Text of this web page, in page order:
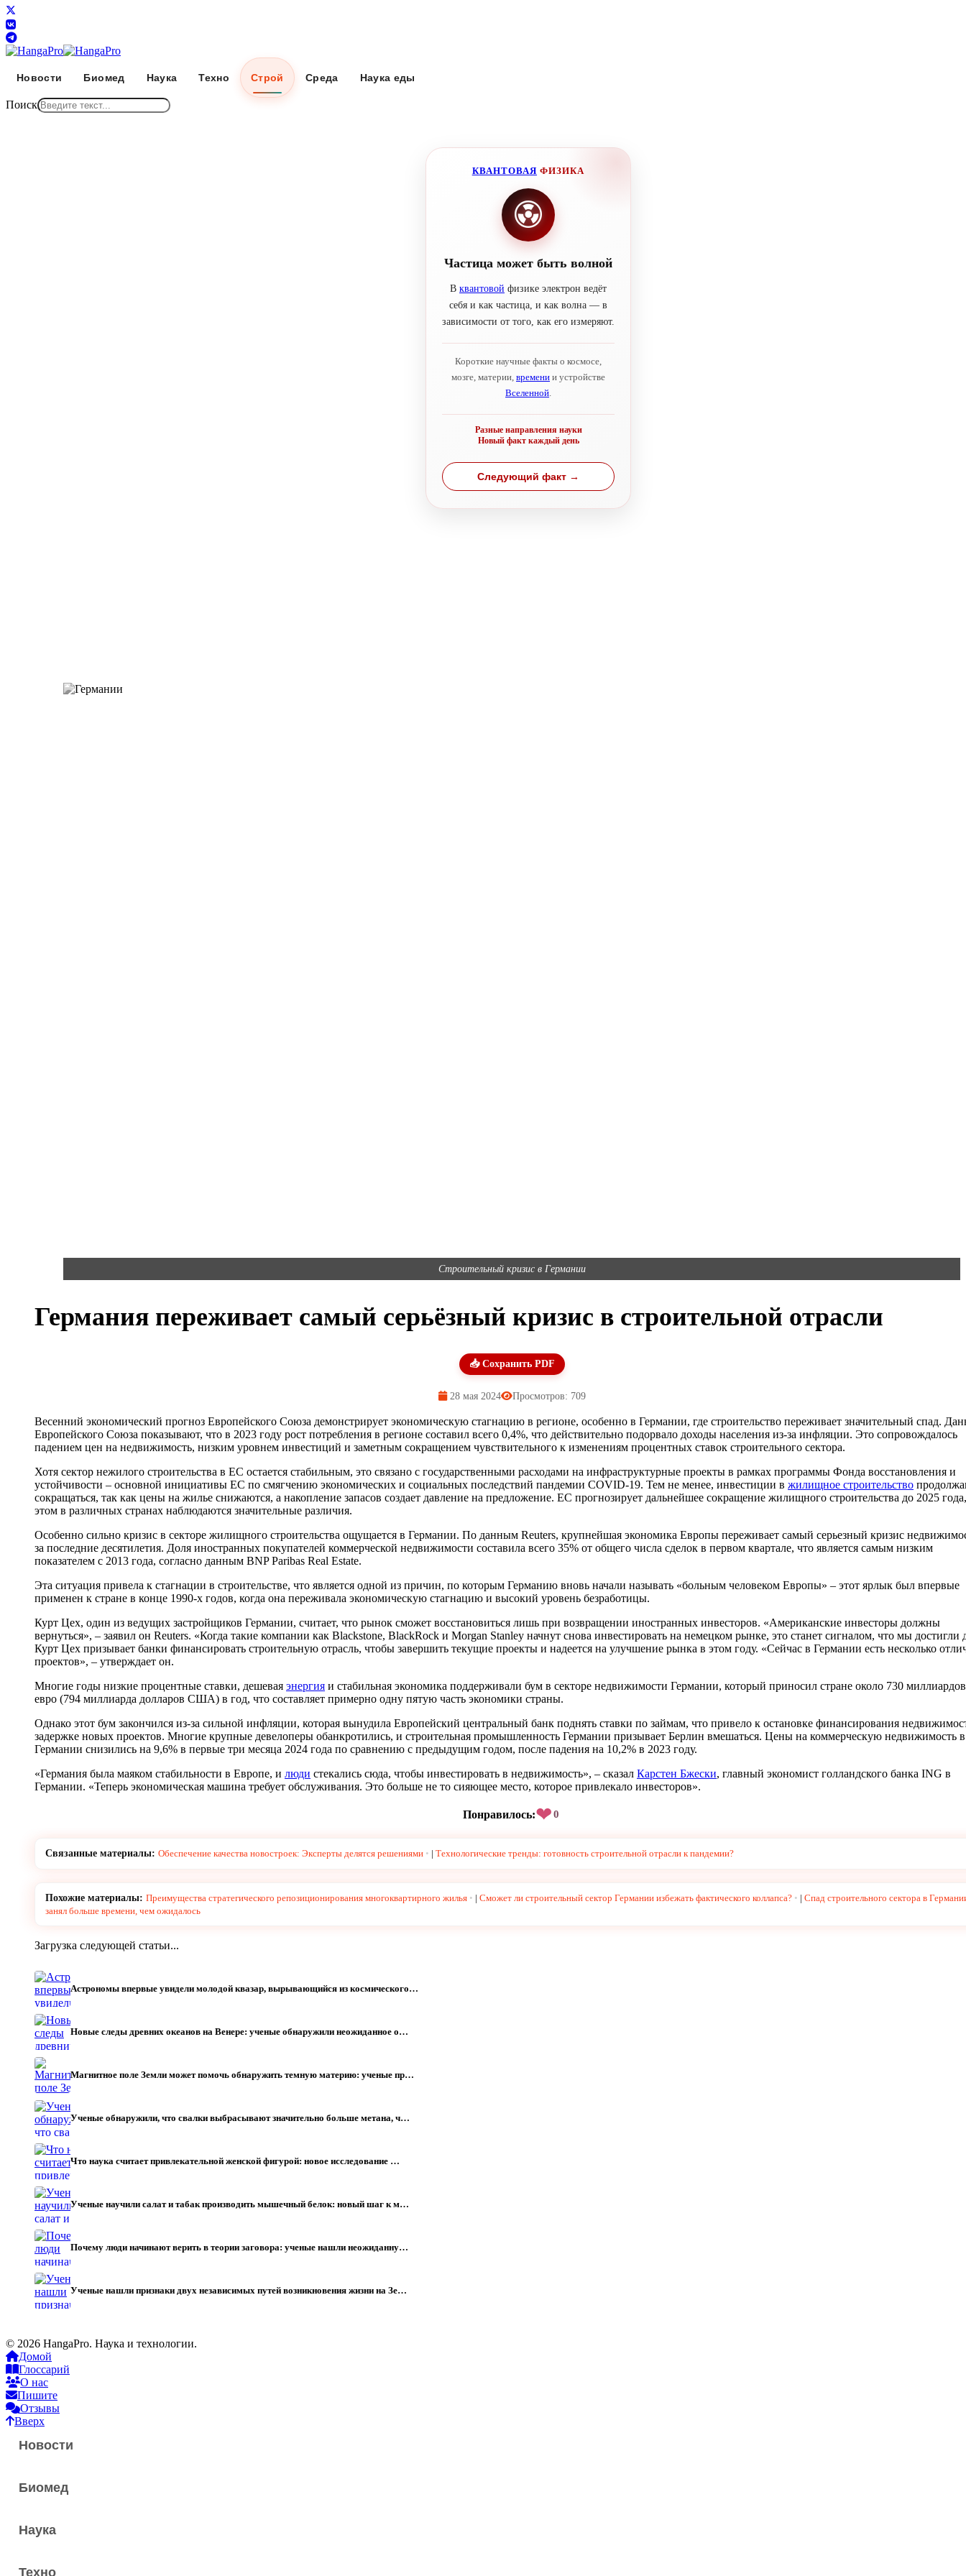
Новости Биомед Наука Техно Строй Среда Наука еды
Поиск
КВАНТОВАЯ ФИЗИКА
Частица может быть волной
В квантовой физике электрон ведёт
себя и как частица, и как волна — в
зависимости от того, как его измеряют.
Короткие научные факты о космосе,
мозге, материи, времени и устройстве
Вселенной.
Разные направления науки
Новый факт каждый день
Следующий факт →
Строительный кризис в Германии
Германия переживает самый серьёзный кризис в строительной отрасли
📥 Сохранить PDF
28 мая 2024 Просмотров: 709
Весенний экономический прогноз Европейского Союза демонстрирует экономическую стагнацию в регионе, особенно в Германии, где строительство переживает значительный спад.
Европейского Союза показывают, что в 2023 году рост потребления в регионе составил всего 0,4%, что действительно подорвало доходы населения из-за инфляции. Это сопровождалось
падением цен на недвижимость, низким уровнем инвестиций и заметным сокращением чувствительного к изменениям процентных ставок строительного сектора.
Хотя сектор нежилого строительства в ЕС остается стабильным, это связано с государственными расходами на инфраструктурные проекты в рамках программы Фонда восстановления и
устойчивости – основной инициативы ЕС по смягчению экономических и социальных последствий пандемии COVID-19. Тем не менее, инвестиции в жилищное строительство
сокращаться, так как цены на жилье снижаются, а накопление запасов создает давление на предложение. ЕС прогнозирует дальнейшее сокращение жилищного строительства до 2025
этом в различных странах наблюдаются значительные различия.
Особенно сильно кризис в секторе жилищного строительства ощущается в Германии. По данным Reuters, крупнейшая экономика Европы переживает самый серьезный кризис
за последние десятилетия. Доля иностранных покупателей коммерческой недвижимости составила всего 35% от общего числа сделок в первом квартале, что является самым низким
показателем с 2013 года, согласно данным BNP Paribas Real Estate.
Эта ситуация привела к стагнации в строительстве, что является одной из причин, по которым Германию вновь начали называть «больным человеком Европы» – этот ярлык был впервые
применен к стране в конце 1990-х годов, когда она переживала экономическую стагнацию и высокий уровень безработицы.
Курт Цех, один из ведущих застройщиков Германии, считает, что рынок сможет восстановиться лишь при возвращении иностранных инвесторов. «Американские инвесторы должны
вернуться», – заявил он Reuters. «Когда такие компании как Blackstone, BlackRock и Morgan Stanley начнут снова инвестировать на немецком рынке, это станет сигналом, что мы достигли
Курт Цех призывает банки финансировать строительную отрасль, чтобы завершить текущие проекты и надеется на улучшение рынка в этом году. «Сейчас в Германии есть несколько
проектов», – утверждает он.
Многие годы низкие процентные ставки, дешевая энергия и стабильная экономика поддерживали бум в секторе недвижимости Германии, который приносил стране около 730 миллиардов
евро (794 миллиарда долларов США) в год, что составляет примерно одну пятую часть экономики страны.
Однако этот бум закончился из-за сильной инфляции, которая вынудила Европейский центральный банк поднять ставки по займам, что привело к остановке финансирования
задержке новых проектов. Многие крупные девелоперы обанкротились, и строительная промышленность Германии призывает Берлин вмешаться. Цены на коммерческую недвижимость в
Германии снизились на 9,6% в первые три месяца 2024 года по сравнению с предыдущим годом, после падения на 10,2% в 2023 году.
«Германия была маяком стабильности в Европе, и люди стекались сюда, чтобы инвестировать в недвижимость», – сказал Карстен Бжески, главный экономист голландского банка ING в
Германии. «Теперь экономическая машина требует обслуживания. Это больше не то сияющее место, которое привлекало инвесторов».
Понравилось:❤0
Связанные материалы: Обеспечение качества новостроек: Эксперты делятся решениями | Технологические тренды: готовность строительной отрасли к пандемии?
Похожие материалы: Преимущества стратегического репозиционирования многоквартирного жилья | Сможет ли строительный сектор Германии избежать фактического коллапса? | Спад строительного сектора в
занял больше времени, чем ожидалось
Загрузка следующей статьи...
Астрономы впервые увидели молодой квазар, вырывающийся из космического…
Новые следы древних океанов на Венере: ученые обнаружили неожиданное о…
Магнитное поле Земли может помочь обнаружить темную материю: ученые пр…
Ученые обнаружили, что свалки выбрасывают значительно больше метана, ч…
Что наука считает привлекательной женской фигурой: новое исследование …
Ученые научили салат и табак производить мышечный белок: новый шаг к м…
Почему люди начинают верить в теории заговора: ученые нашли неожиданну…
Ученые нашли признаки двух независимых путей возникновения жизни на Зе…
© 2026 HangaPro. Наука и технологии.
Домой
Глоссарий
О нас
Пишите
Отзывы
Вверх
Новости
Биомед
Наука
Техно